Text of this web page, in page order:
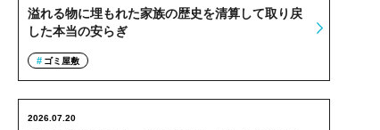
溢れる物に埋もれた家族の歴史を清算して取り戻
した本当の安らぎ
ゴミ屋敷
2026.07.20